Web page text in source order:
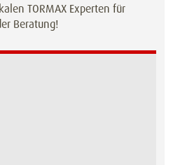
TORMAX Experten für
Beratung!